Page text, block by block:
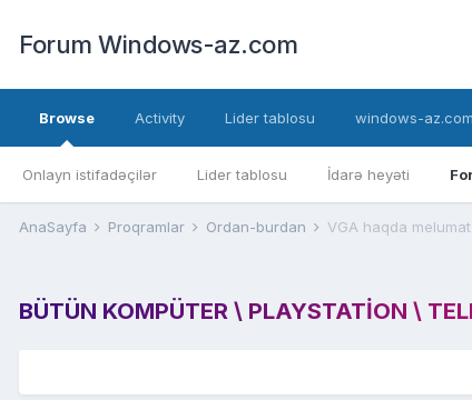
Forum Windows-az.com
Browse
Onlayn istifadəçilər Lider tablosu İdarə heyəti
Activity Lider tablosu windows-
AnaSayfa Proqramlar Ordan-burdan VGA haqda melumat
BÜTÜN KOMPÜTER \ PLAYSTATION \